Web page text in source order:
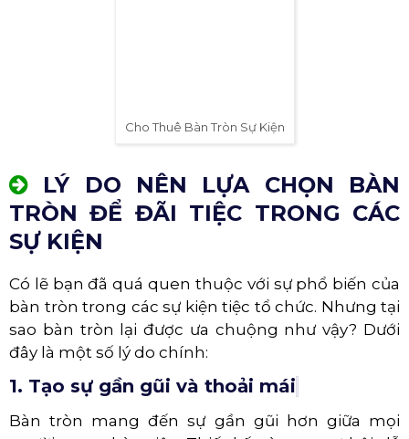
Cho Thuê Bàn Tròn Sự Kiện
tròn sự kiện cũng cần được xem xét cẩn thận.
Bàn tròn sự kiện có thể được làm từ nhiều chất
liệu khác nhau, bao gồm gỗ, inox và nhiều tùy
chọn khác. Lựa chọn chất liệu phù hợp với phong
cách và chủ đề của sự kiện sẽ tạo ra một không
sự kiện bằng gỗ có thể thêm sự ấm áp và ấn